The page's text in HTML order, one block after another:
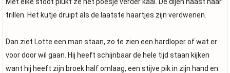
trillen. Het kutje druipt als de laatste haartjes zijn verdwenen.
Dan ziet Lotte een man staan, zo te zien een hardloper of wat er
voor door wil gaan. Hij heeft schijnbaar de hele tijd staan kijken
want hij heeft zijn broek half omlaag, een stijve pik in zijn hand en